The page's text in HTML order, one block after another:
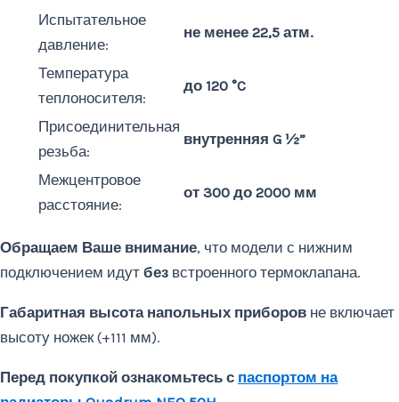
Испытательное
давление:
не менее 22,5 атм.
Температура
теплоносителя:
до 120 °C
Присоединительная
резьба:
внутренняя G ½”
Межцентровое
расстояние:
от 300 до 2000 мм
Обращаем Ваше внимание, что модели с нижним
подключением идут без встроенного термоклапана.
Габаритная высота напольных приборов не включает
высоту ножек (+111 мм).
Перед покупкой ознакомьтесь с паспортом на